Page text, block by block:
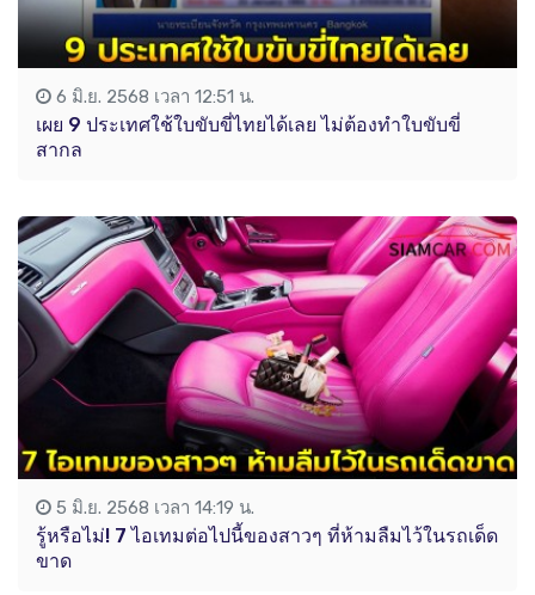
6 มิ.ย. 2568 เวลา 12:51 น.
เผย 9 ประเทศใช้ใบขับขี่ไทยได้เลย ไม่ต้องทำใบขับขี่
สากล
5 มิ.ย. 2568 เวลา 14:19 น.
รู้หรือไม่! 7 ไอเทมต่อไปนี้ของสาวๆ ที่ห้ามลืมไว้ในรถเด็ด
ขาด